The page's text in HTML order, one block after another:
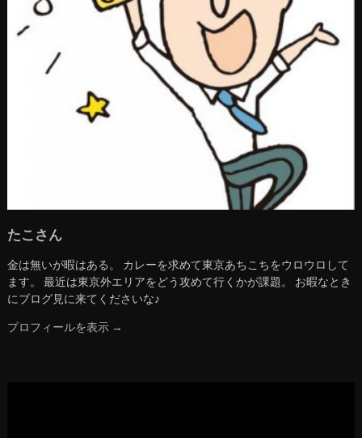
たこさん
金は無いが暇はある。 カレーを求めて東京あちこちをウロウロして
ます。 最近は東京外エリアをどう攻めて行くかが課題。 お暇なとき
にブログ見に来てくださいな♪
プロフィールを表示 →